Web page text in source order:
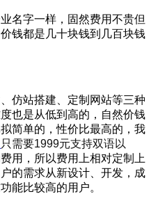
名字一样，固然费用不贵但
钱都是几十块钱到几百块钱
仿站搭建、定制网站等三种
也是从低到高的，自然价钱
简单的，性价比最高的，我
只需要1999元支持双语以
用，所以费用上相对定制上
的需求从新设计、开发，成
能比较高的用户。